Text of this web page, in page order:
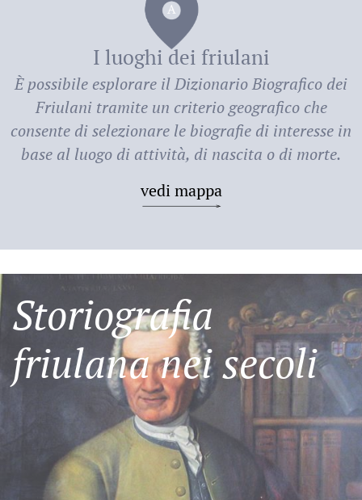
dei
Friulani
I luoghi dei friulani
È possibile esplorare ilDizionario Biografico dei
Friulani tramite un criterio geografico che
consente di selezionare le biografie di interesse in
base al luogo di attività, di nascita o di morte.
vedi mappa
Storiografia
friulana nei secoli